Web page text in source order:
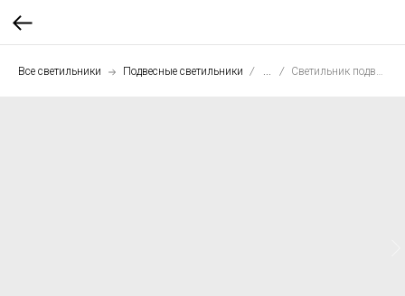
Все светильники Подвесные светильники